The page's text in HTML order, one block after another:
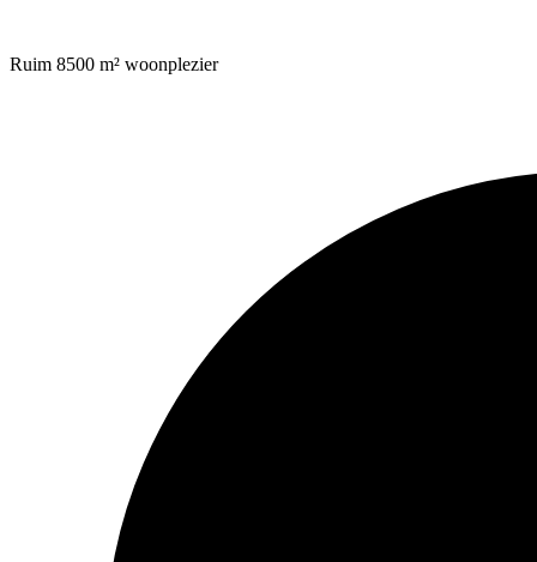
Ruim 8500 m² woonplezier